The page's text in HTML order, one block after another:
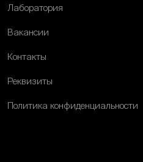
Лаборатория
Вакансии
Контакты
Реквизиты
Политика конфиденциальности